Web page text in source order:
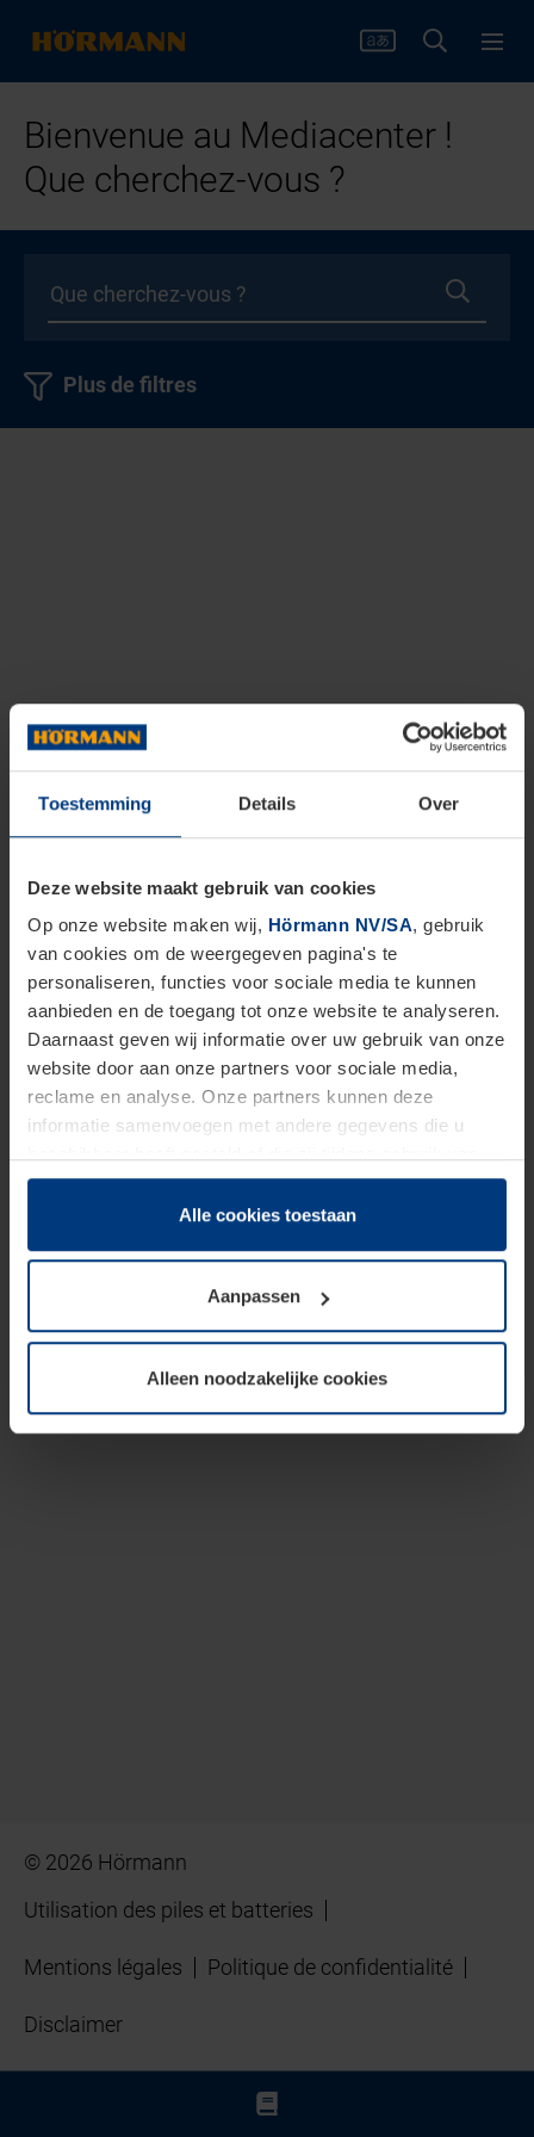
Toestemming Details Over
Deze website maakt gebruik van cookies
Op onze website maken wij, Hörmann NV/SA, gebruik
van cookies om de weergegeven pagina's te
personaliseren, functies voor sociale media te kunnen
aanbieden en de toegang tot onze website te analyseren.
Daarnaast geven wij informatie over uw gebruik van onze
website door aan onze partners voor sociale media,
reclame en analyse. Onze partners kunnen deze
informatie samenvoegen met andere gegevens die u
hun diensten hebben verzameld.
Juridisch hebben wij het recht om cookies op uw
van deze pagina's absoluut vereist is. Voor alle andere
soorten cookies is uw toestemming benodigd. Uw
toestemming kunt u op elk moment bij de uitleg van de
wijzigen of herroepen.
Alle cookies toestaan
Aanpassen
Alleen noodzakelijke cookies
Bienvenue au Mediacenter !
Que cherchez-vous ?
Plus de filtres
© 2026 Hörmann
Utilisation des piles et batteries
Mentions légales Politique de confidentialité
Disclaimer